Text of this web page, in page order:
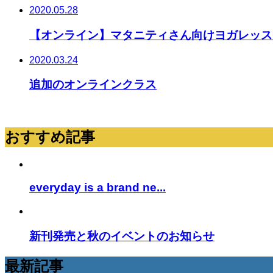
2020.05.28
【オンライン】マタニティさん向けヨガレッ
2020.03.24
追加のオンラインクラス
おすすめ記事
everyday is a brand ne...
新刊発売と秋のイベントのお知らせ
最新記事